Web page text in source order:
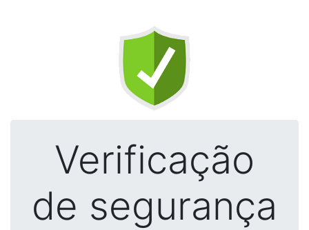
Verificação
de segurança